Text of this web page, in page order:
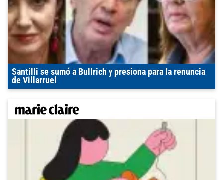
Santilli se sumó a Bullrich y presiona para la renuncia
de Villarruel